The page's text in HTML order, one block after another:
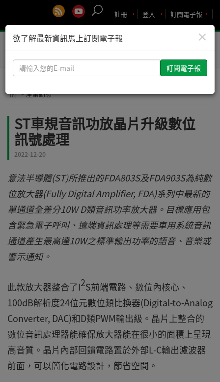
訂閱電子報
登入
註冊
Toggle
> 產業動態
ST車規音訊功放晶片升級數位
訊號處理
2022-12-20
意法半導體(ST)所推出的FDA803S及FDA903S為純數
位放大器(Fully Digital Amplifier, FDA)系列中最新的
單通道全差分10W D類音訊功率放大器。目標應用包
含緊急電子呼叫、遠端資訊處理等需要車用系統音訊
通道產生最高達10W之標準輸出功率的語音、音樂或
警示通知。
此款放大器整合了I2S前端電路、數位內核心、
100dB解析度24位元數位類比換器(Digital-to-Analog
Converter, DAC)和D類PWM輸出級。晶片上整合的
數位音訊處理器能確保放大器能在很小的面積上呈現
高音質。晶片內部回饋電路置於外部L-C輸出濾波器
前面，可以簡化電路設計，節省空間。
×
欲了解最新資訊馬上訂閱電子報
請
輸
您
E-
mail